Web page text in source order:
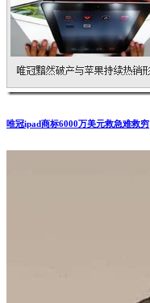
唯冠ipad商标6000万美元救急难救穷